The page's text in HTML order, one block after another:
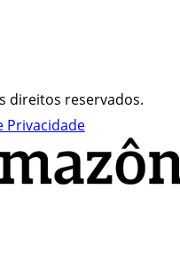
direitos reservados.
Privacidade